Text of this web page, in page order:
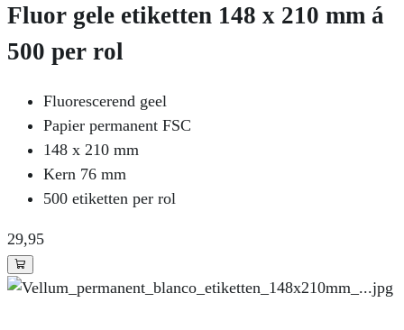
Fluor gele etiketten 148 x 210 mm á
500 per rol
Fluorescerend geel
Papier permanent FSC
148 x 210 mm
Kern 76 mm
500 etiketten per rol
29,95